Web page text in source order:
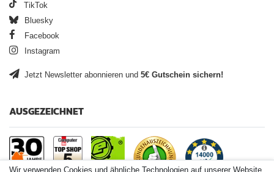
TikTok
Bluesky
Facebook
Instagram
Jetzt Newsletter abonnieren und 5€ Gutschein sichern!
AUSGEZEICHNET
Wir verwenden Cookies und ähnliche Technologien auf unserer Website